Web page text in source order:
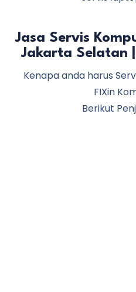
Jasa Servis
Jakarta Selatan
Kenapa anda harus
FIXin
Berikut